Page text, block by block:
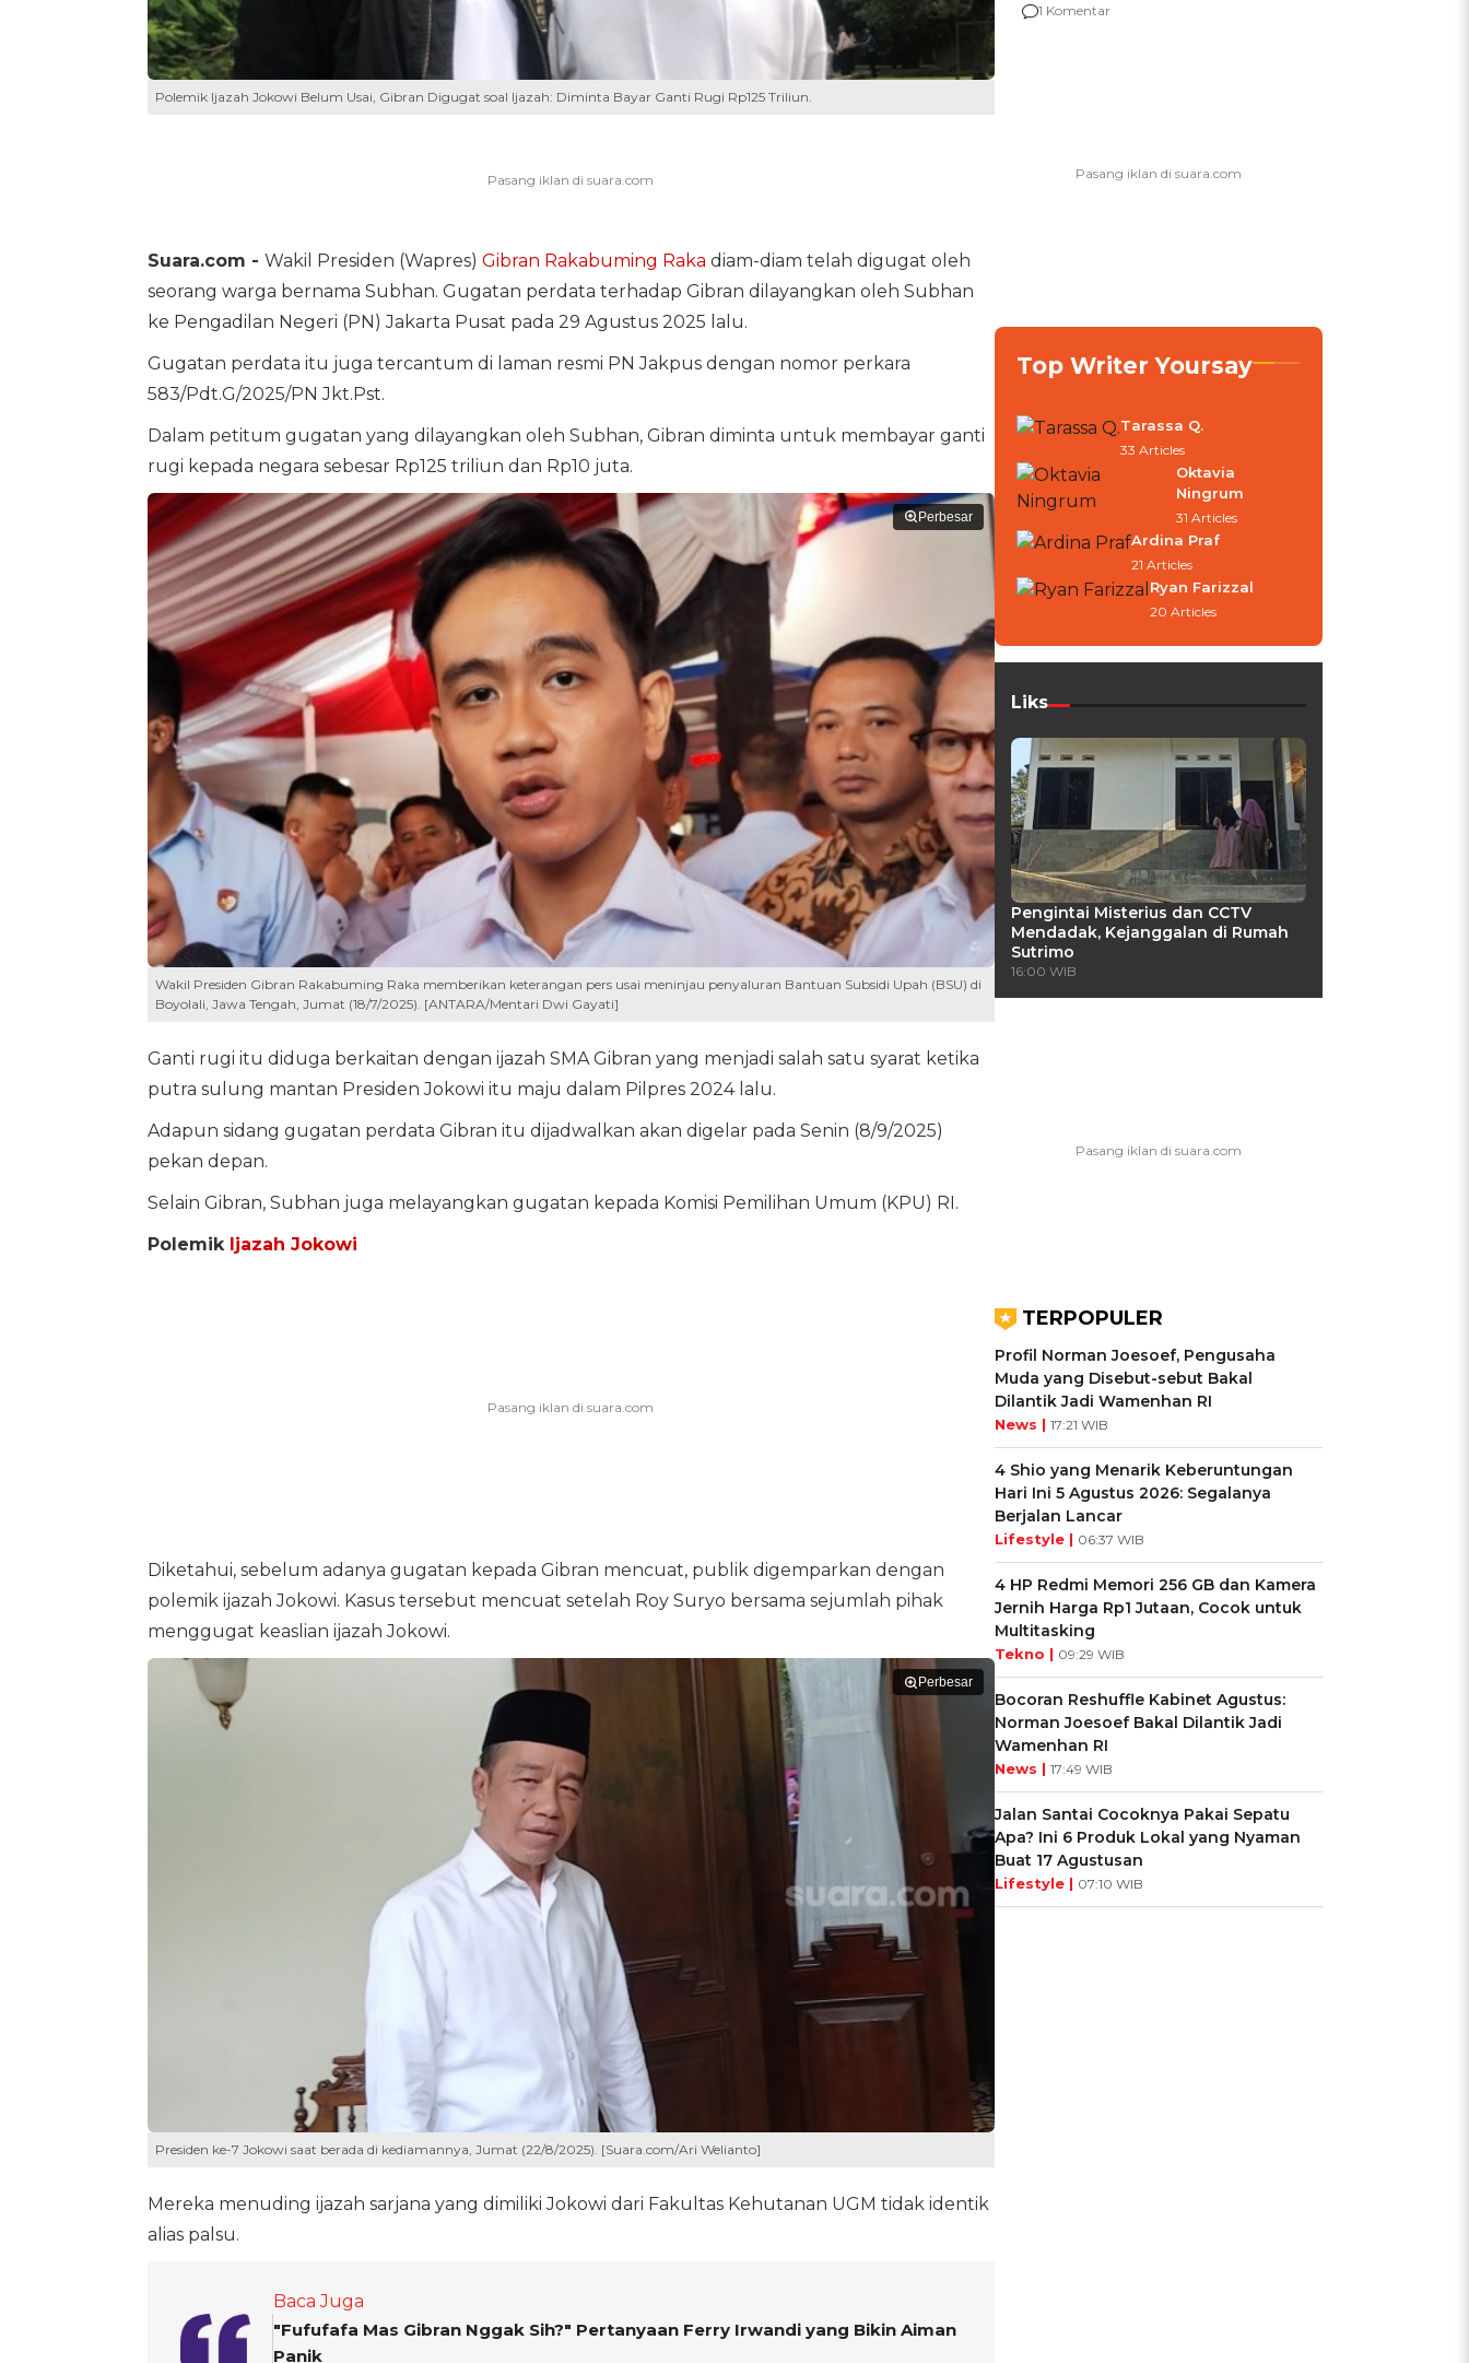
Polemik Ijazah Jokowi Belum Usai, Gibran Digugat soal Ijazah: Diminta Bayar Ganti Rugi Rp125 Triliun.
Suara.com - Wakil Presiden (Wapres) Gibran Rakabuming Raka diam-diam telah digugat oleh
seorang warga bernama Subhan. Gugatan perdata terhadap Gibran dilayangkan oleh Subhan
ke Pengadilan Negeri (PN) Jakarta Pusat pada 29 Agustus 2025 lalu.
Gugatan perdata itu juga tercantum di laman resmi PN Jakpus dengan nomor perkara
583/Pdt.G/2025/PN Jkt.Pst.
Dalam petitum gugatan yang dilayangkan oleh Subhan, Gibran diminta untuk membayar ganti
rugi kepada negara sebesar Rp125 triliun dan Rp10 juta.
Perbesar
Wakil Presiden Gibran Rakabuming Raka memberikan keterangan pers usai meninjau penyaluran Bantuan Subsidi Upah (BSU) di
Boyolali, Jawa Tengah, Jumat (18/7/2025). [ANTARA/Mentari Dwi Gayati]
Ganti rugi itu diduga berkaitan dengan ijazah SMA Gibran yang menjadi salah satu syarat ketika
putra sulung mantan Presiden Jokowi itu maju dalam Pilpres 2024 lalu.
Adapun sidang gugatan perdata Gibran itu dijadwalkan akan digelar pada Senin (8/9/2025)
pekan depan.
Selain Gibran, Subhan juga melayangkan gugatan kepada Komisi Pemilihan Umum (KPU) RI.
Polemik Ijazah Jokowi
Diketahui, sebelum adanya gugatan kepada Gibran mencuat, publik digemparkan dengan
polemik ijazah Jokowi. Kasus tersebut mencuat setelah Roy Suryo bersama sejumlah pihak
menggugat keaslian ijazah Jokowi.
Perbesar
Presiden ke-7 Jokowi saat berada di kediamannya, Jumat (22/8/2025). [Suara.com/Ari Welianto]
Mereka menuding ijazah sarjana yang dimiliki Jokowi dari Fakultas Kehutanan UGM tidak identik
alias palsu.
Baca Juga
"Fufufafa Mas Gibran Nggak Sih?" Pertanyaan Ferry Irwandi yang Bikin Aiman
Panik
agar Dana Tidak Hangus!
1 Komentar
Top Writer Yoursay
Tarassa Q.
33 Articles
Oktavia
Ningrum
31 Articles
Ardina Praf
21 Articles
Ryan Farizzal
20 Articles
Liks
Pengintai Misterius dan CCTV
Mendadak, Kejanggalan di Rumah
Sutrimo
16:00 WIB
TERPOPULER
Profil Norman Joesoef, Pengusaha
Muda yang Disebut-sebut Bakal
Dilantik Jadi Wamenhan RI
News | 17:21 WIB
4 Shio yang Menarik Keberuntungan
Hari Ini 5 Agustus 2026: Segalanya
Berjalan Lancar
Lifestyle | 06:37 WIB
4 HP Redmi Memori 256 GB dan Kamera
Jernih Harga Rp1 Jutaan, Cocok untuk
Multitasking
Tekno | 09:29 WIB
Bocoran Reshuffle Kabinet Agustus:
Norman Joesoef Bakal Dilantik Jadi
Wamenhan RI
News | 17:49 WIB
Jalan Santai Cocoknya Pakai Sepatu
Apa? Ini 6 Produk Lokal yang Nyaman
Buat 17 Agustusan
Lifestyle | 07:10 WIB